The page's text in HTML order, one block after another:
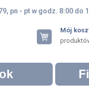
pn - pt w godz. 8:00 do
Mój